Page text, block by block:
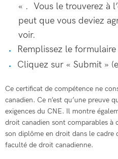
« . Vous le trouverez à
peut que vous deviez
voir.
Remplissez le formulaire
Cliquez sur « Submit »
Ce certificat de compétence ne
canadien. Ce n’est qu’une preuve
exigences du CNE. Il montre
droit canadien sont comparables à
son diplôme en droit dans le cadre
faculté de droit canadienne.